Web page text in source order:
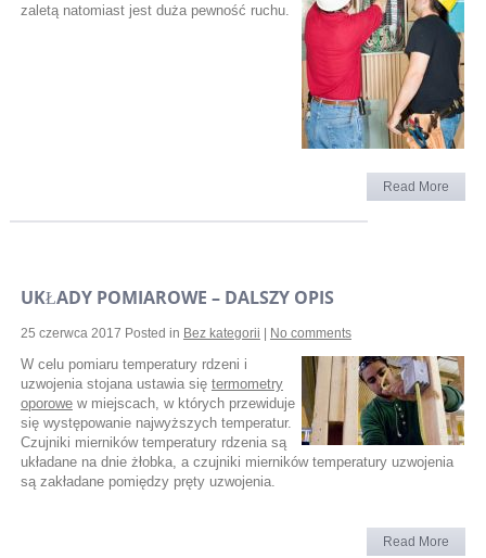
zaletą natomiast jest duża pewność ruchu.
Read More
UKŁADY POMIAROWE – DALSZY OPIS
25 czerwca 2017 Posted in Bez kategorii No comments
W celu pomiaru temperatury rdzeni i
uzwojenia stojana ustawia się termometry
oporowew miejscach, w których przewiduje
się występowanie najwyższych temperatur.
Czujniki mierników temperatury rdzenia są
układane na dnie żłobka, a czujniki mierników temperatury uzwojenia
są zakładane pomiędzy pręty uzwojenia.
Read More